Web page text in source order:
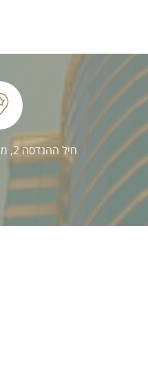
חיל ההנדסה 2, מרכז ביג, באר שבע